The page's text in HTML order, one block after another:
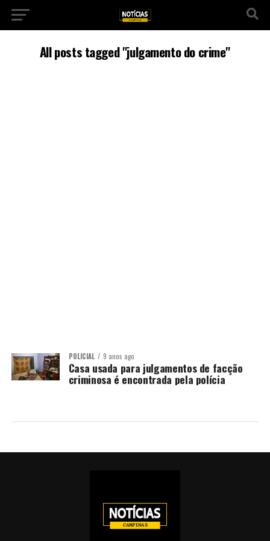
All posts tagged "julgamento do crime"
POLICIAL 9 anos ago
Casa usada para julgamentos de facção
criminosa é encontrada pela polícia